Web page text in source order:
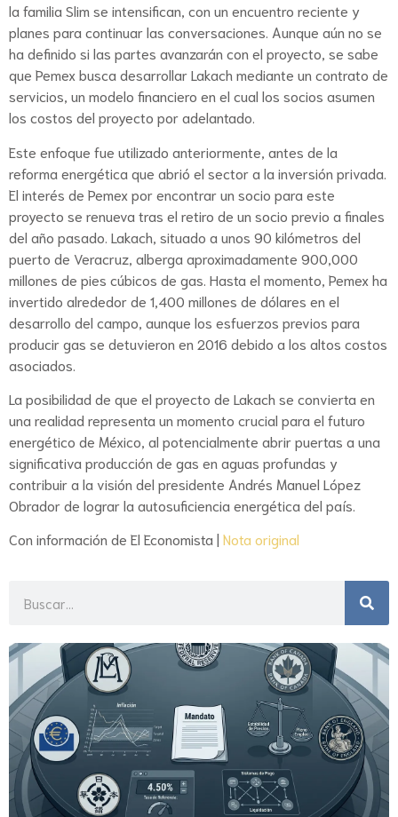
la familia Slim se intensifican, con un encuentro reciente y
planes para continuar las conversaciones. Aunque aún no se
ha definido si las partes avanzarán con el proyecto, se sabe
que Pemex busca desarrollar Lakach mediante un contrato de
servicios, un modelo financiero en el cual los socios asumen
los costos del proyecto por adelantado.
Este enfoque fue utilizado anteriormente, antes de la
reforma energética que abrió el sector a la inversión privada.
El interés de Pemex por encontrar un socio para este
proyecto se renueva tras el retiro de un socio previo a finales
del año pasado. Lakach, situado a unos 90 kilómetros del
puerto de Veracruz, alberga aproximadamente 900,000
millones de pies cúbicos de gas. Hasta el momento, Pemex ha
invertido alrededor de 1,400 millones de dólares en el
desarrollo del campo, aunque los esfuerzos previos para
producir gas se detuvieron en 2016 debido a los altos costos
asociados.
La posibilidad de que el proyecto de Lakach se convierta en
una realidad representa un momento crucial para el futuro
energético de México, al potencialmente abrir puertas a una
significativa producción de gas en aguas profundas y
contribuir a la visión del presidente Andrés Manuel López
Obrador de lograr la autosuficiencia energética del país.
Con información de El Economista | Nota original